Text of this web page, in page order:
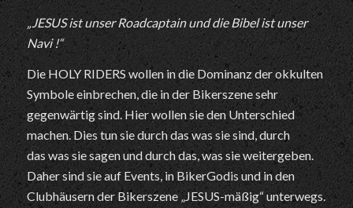
„JESUS ist unser Roadcaptain und die Bibel ist unser
Navi !“
Die HOLY RIDERS wollen in die Dominanz der okkulten
Symbole einbrechen, die in der Bikerszene sehr
gegenwärtig sind. Hier wollen sie den Unterschied
machen. Dies tun sie durch das was sie sind, durch
das was sie sagen und durch das, was sie weitergeben.
Daher sind sie auf Events, in BikerGodis und in den
Clubhäusern der Bikerszene „JESUS-mäßig“ unterwegs.